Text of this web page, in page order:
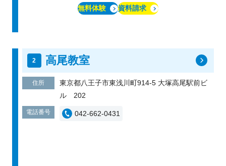
無料体験 資料請求
高尾教室
住所
東京都八王子市東浅川町914-5 大塚高尾駅前ビ
ル 202
電話番号 042-662-0431